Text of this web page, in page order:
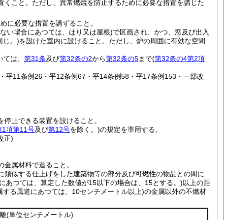
こと。 ただし、異常燃焼を防止するために必要な措置を講じた
に必要な措置を講ずること。
い場合にあつては、はり又は屋根)で区画され、かつ、窓及び出入
じ。)を設けた室内に設けること。 ただし、炉の周囲に有効な空間
は、 第31条及び第32条の2から第32条の5まで(第32条の4第2項
11条例26・平12条例67・平14条例58・平17条例153・一部改
止できる装置を設けること。
1項第11号及び第12号を除く。)の規定を準用する。
正)
属材料で造ること。
似する仕上げをした建築物等の部分及び可燃性の物品との間に
あつては、算定した数値が15以下の場合は、15とする。)以上の距
る風道にあつては、10センチメートル以上)の金属以外の不燃材
(単位センチメートル)